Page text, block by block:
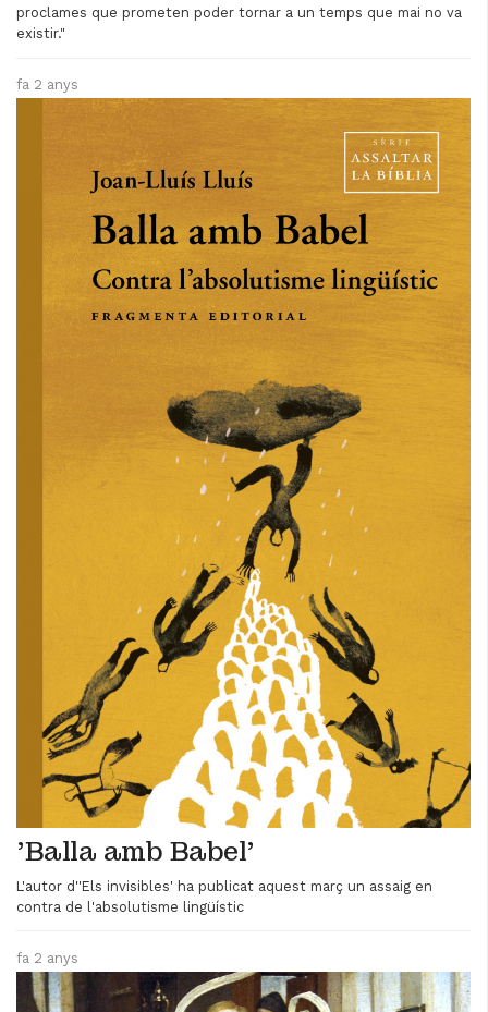
proclames que prometen poder tornar a un temps que mai no va
existir."
fa 2 anys
'Balla amb Babel'
L'autor d''Els invisibles' ha publicat aquest març un assaig en
contra de l'absolutisme lingüístic
fa 2 anys